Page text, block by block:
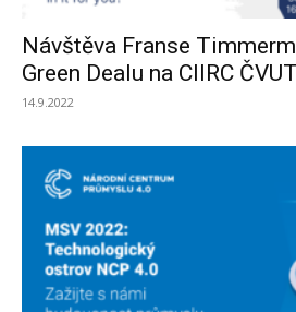
Návštěva Franse
Green Dealu na CIIRC ČVUT
14.9.2022